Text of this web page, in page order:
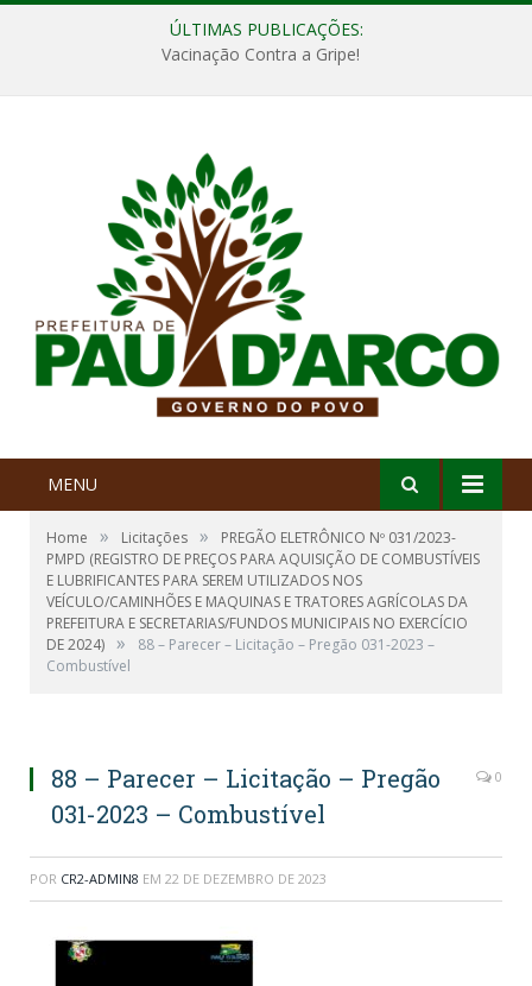
ÚLTIMAS PUBLICAÇÕES:
Vacinação Contra a Gripe!
MENU
Home » Licitações »
PREGÃO ELETRÔNICO Nº 031/2023-
PMPD (REGISTRO DE PREÇOS PARA AQUISIÇÃO DE COMBUSTÍVEIS
E LUBRIFICANTES PARA SEREM UTILIZADOS NOS
VEÍCULO/CAMINHÕES E MAQUINAS E TRATORES AGRÍCOLAS DA
PREFEITURA E SECRETARIAS/FUNDOS MUNICIPAIS NO EXERCÍCIO
DE 2024) »
88 – Parecer – Licitação – Pregão 031-2023 –
Combustível
88 – Parecer – Licitação – Pregão
031-2023 – Combustível
0
POR CR2-ADMIN8 EM 22 DE DEZEMBRO DE 2023